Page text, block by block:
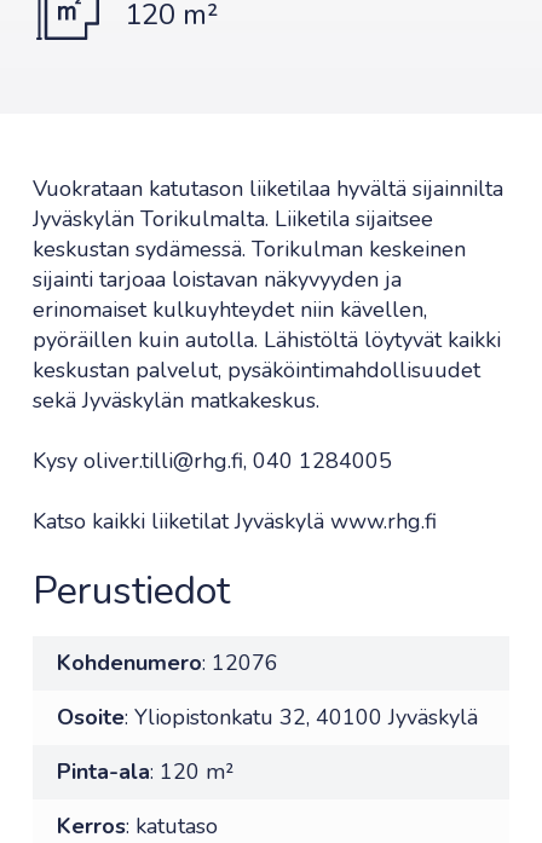
120 m²
Vuokrataan katutason liiketilaa hyvältä sijainnilta
Jyväskylän Torikulmalta. Liiketila sijaitsee
keskustan sydämessä. Torikulman keskeinen
sijainti tarjoaa loistavan näkyvyyden ja
erinomaiset kulkuyhteydet niin kävellen,
pyöräillen kuin autolla. Lähistöltä löytyvät kaikki
keskustan palvelut, pysäköintimahdollisuudet
sekä Jyväskylän matkakeskus.
Kysy oliver.tilli@rhg.fi, 040 1284005
Katso kaikki liiketilat Jyväskylä www.rhg.fi
Perustiedot
Kohdenumero: 12076
Osoite: Yliopistonkatu 32, 40100 Jyväskylä
Pinta-ala: 120 m²
Kerros: katutaso